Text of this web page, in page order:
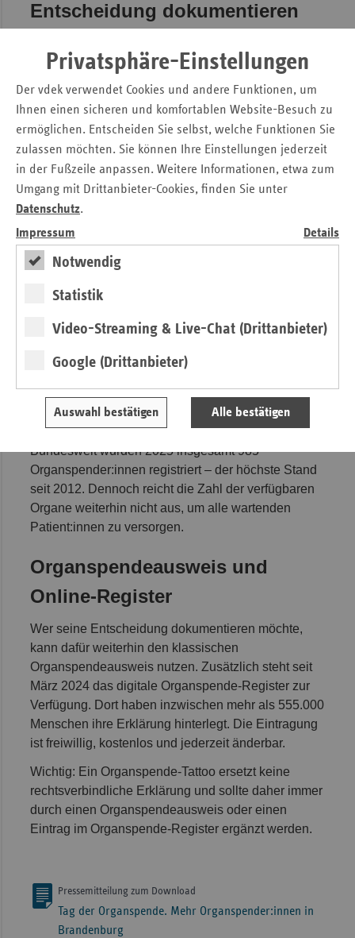
Privatsphäre-Einstellungen
Der vdek verwendet Cookies und andere Funktionen, um
Ihnen einen sicheren und komfortablen Website-Besuch zu
ermöglichen. Entscheiden Sie selbst, welche Funktionen Sie
zulassen möchten. Sie können Ihre Einstellungen jederzeit
in der Fußzeile anpassen. Weitere Informationen, etwa zum
Umgang mit Drittanbieter-Cookies, finden Sie unter
Datenschutz.
Impressum
Details
Notwendig
Statistik
Video-Streaming & Live-Chat (Drittanbieter)
Google (Drittanbieter)
Auswahl bestätigen Alle bestätigen
Entscheidung dokumentieren
Rebecca Zeljar, Leiterin der vdek-Landesvertretung
Brandenburg, erklärt: „Sich mit dem Thema
Organspende auseinanderzusetzen, fällt vielen
Menschen schwer. Umso wichtiger ist es, eine
persönliche Entscheidung bewusst zu treffen und
diese festzuhalten – unabhängig davon, wie sie
ausfällt. Eine dokumentierte Entscheidung schafft
Klarheit und entlastet Angehörige in einer emotional
Weiterhin hoher Bedarf an
Spenderorganen
Trotz intensiver Aufklärungsarbeit bleibt der Bedarf
bundesweit mehr als 8.500 Menschen auf der
Bundesweit wurden 2025 insgesamt 985
Organspender:innen registriert – der höchste Stand
seit 2012. Dennoch reicht die Zahl der verfügbaren
Organe weiterhin nicht aus, um alle wartenden
Patient:innen zu versorgen.
Organspendeausweis und
Online-Register
Wer seine Entscheidung dokumentieren möchte,
kann dafür weiterhin den klassischen
Organspendeausweis nutzen. Zusätzlich steht seit
März 2024 das digitale Organspende-Register zur
Verfügung. Dort haben inzwischen mehr als 555.000
Menschen ihre Erklärung hinterlegt. Die Eintragung
ist freiwillig, kostenlos und jederzeit änderbar.
Wichtig: Ein Organspende-Tattoo ersetzt keine
rechtsverbindliche Erklärung und sollte daher immer
durch einen Organspendeausweis oder einen
Eintrag im Organspende-Register ergänzt werden.
Pressemitteilung zum Download
Tag der Organspende. Mehr Organspender:innen in
Brandenburg